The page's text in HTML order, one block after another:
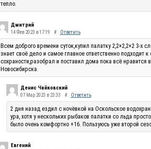
тепло.
Дмитрий
14 Фев 2023 в 17:19 # Ответить
Всем доброго времени суток,купил палатку 2,2×2,2×2 3-
знает своё дело и самое главное ответственно подходит
сохраности,разобрал и поставил дома пока всё
Новосибирска.
Денис Чайковский
07 Мар 2023 в 23:33 # Ответить
2 дня назад ездил с ночёвкой на Оскольское
ура, хотя у нескольких рыбаков палатки со льда
было очень комфортно +16. Пользуюсь уже второй
Евгений